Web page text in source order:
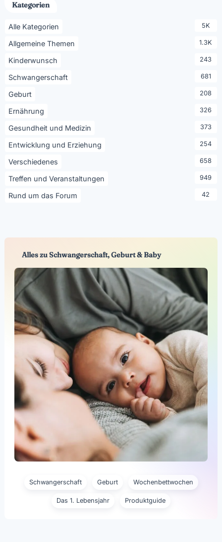
Kategorien
5K
Alle Kategorien
1.3K
Allgemeine Themen
243
Kinderwunsch
681
Schwangerschaft
208
Geburt
326
Ernährung
373
Gesundheit und Medizin
254
Entwicklung und Erziehung
658
Verschiedenes
949
Treffen und Veranstaltungen
42
Rund um das Forum
Alles zu Schwangerschaft, Geburt & Baby
Schwangerschaft Geburt Wochenbettwochen
Das 1. Lebensjahr Produktguide